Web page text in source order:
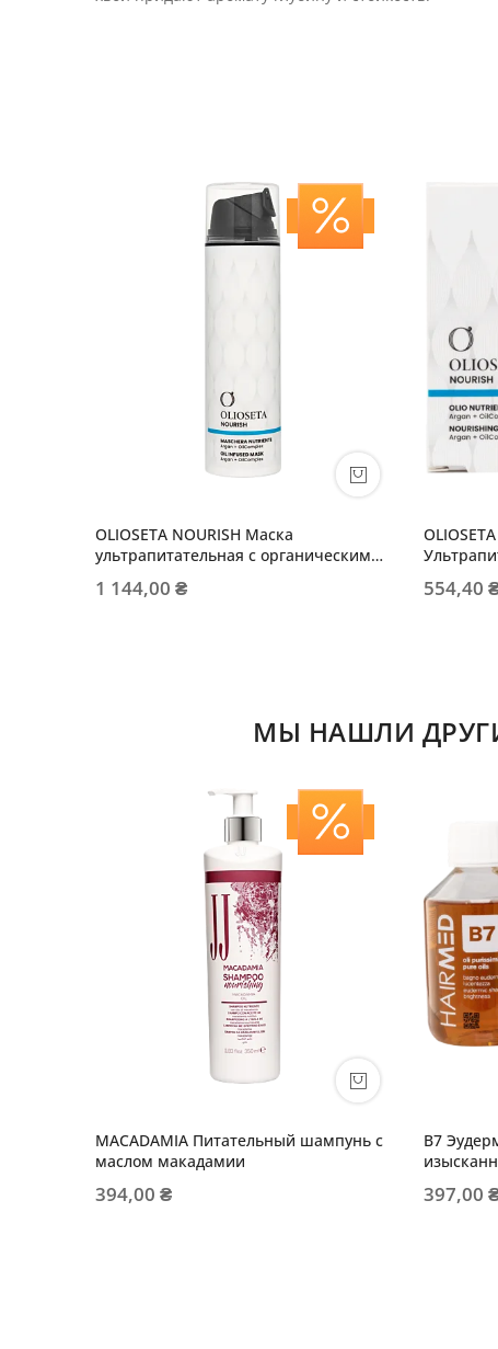
OLIOSETA NOURISH Маска
ультрапитательная с органическим
1 144,00 ₴ 554,40
МЫ НАШЛИ
MACADAMIA Питательный шампунь с
маслом макадамии
394,00 ₴
B7
397,00